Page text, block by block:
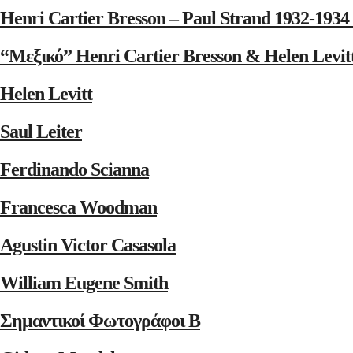
Henri Cartier Bresson – Paul Strand 1932-
“Μεξικό” Henri Cartier Bresson & Helen
Helen Levitt
Saul Leiter
Ferdinando Scianna
Francesca Woodman
Agustin Victor Casasola
William Eugene Smith
Σημαντικοί Φωτογράφοι Β